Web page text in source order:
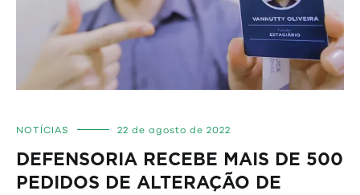
NOTÍCIAS 22 de agosto de 2022
DEFENSORIA RECEBE MAIS DE 500
PEDIDOS DE ALTERAÇÃO DE